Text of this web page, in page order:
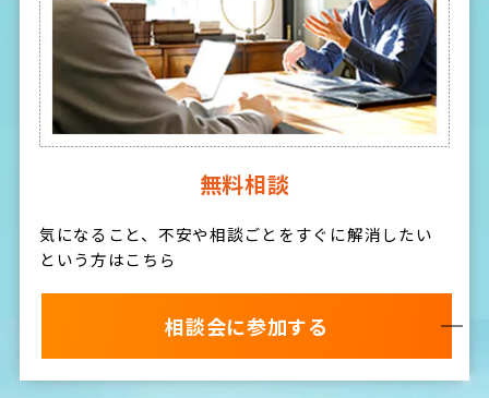
無料相談
気になること、不安や相談ごとをすぐに解消したい
という方はこちら
相談会に参加する